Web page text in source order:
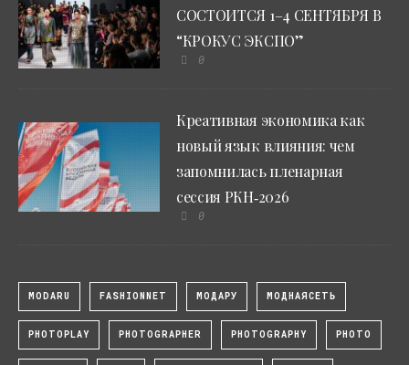
СОСТОИТСЯ 1–4 СЕНТЯБРЯ В
“КРОКУС ЭКСПО”
0
Креативная экономика как
новый язык влияния: чем
запомнилась пленарная
сессия РКН‑2026
0
MODARU FASHIONNET МОДАРУ МОДНАЯСЕТЬ
PHOTOPLAY PHOTOGRAPHER PHOTOGRAPHY PHOTO